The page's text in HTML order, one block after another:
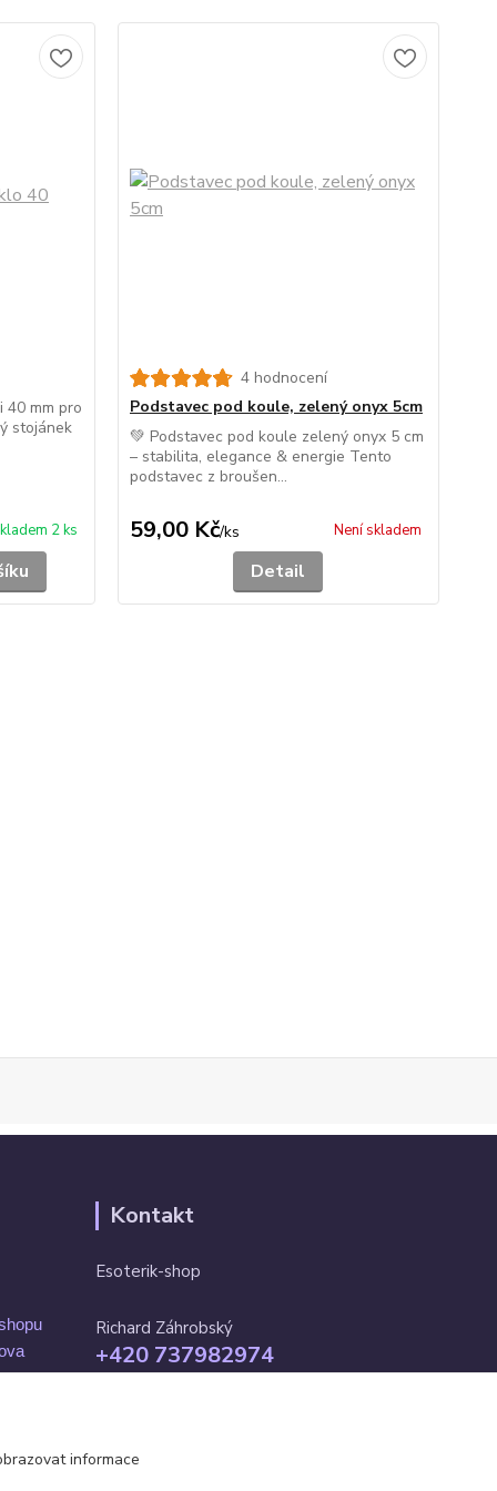
40 mm pro
stojánek
2 ks
4 hodnocení
Podstavec pod koule, zelený onyx 5cm
💚 Podstavec pod koule zelený onyx 5 cm
– stabilita, elegance & energie Tento
podstavec z broušen...
59,00 Kč/ks Není skladem
Detail
Kontakt
Esoterik-shop
Richard Záhrobský
+420 737982974
informace